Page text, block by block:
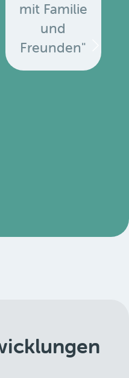
mit Familie
und
Freunden"